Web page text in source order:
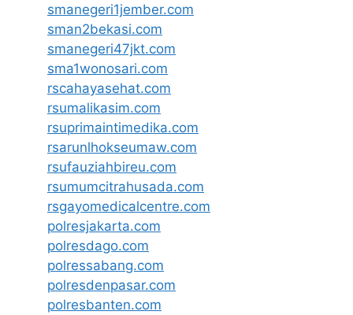
smanegeri1jember.com
sman2bekasi.com
smanegeri47jkt.com
sma1wonosari.com
rscahayasehat.com
rsumalikasim.com
rsuprimaintimedika.com
rsarunlhokseumaw.com
rsufauziahbireu.com
rsumumcitrahusada.com
rsgayomedicalcentre.com
polresjakarta.com
polresdago.com
polressabang.com
polresdenpasar.com
polresbanten.com